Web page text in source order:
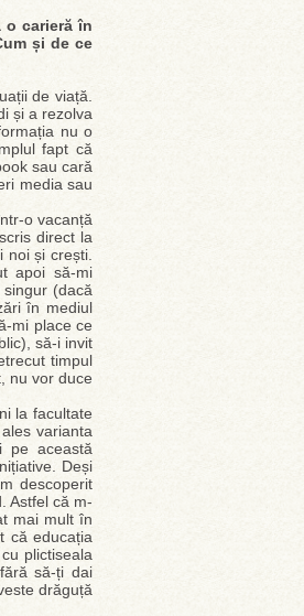
o carieră în
și de ce
de viață.
și a rezolva
nu o
fapt că
sau cară
media sau
o vacanță
direct la
și crești.
apoi să-mi
(dacă
în mediul
mi place ce
să-i invit
timpul
nu vor duce
la facultate
varianta
pe această
Deși
descoperit
Astfel că m-
mai mult în
că educația
plictiseala
să-ți dai
drăguță